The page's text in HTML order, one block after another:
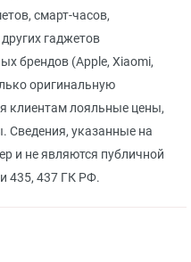
смарт-часов,
гаджетов
брендов (Apple, Xiaomi,
оригинальную
клиентам лояльные цены,
Сведения, указанные на
и не являются публичной
435, 437 ГК РФ.